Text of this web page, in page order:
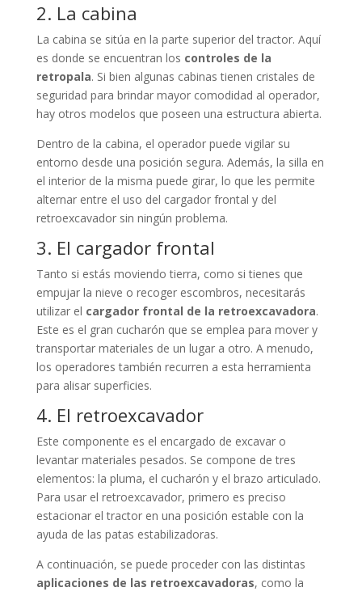
2. La cabina
La cabina se sitúa en la parte superior del tractor. Aquí
es donde se encuentran los controles de la
retropala. Si bien algunas cabinas tienen cristales de
seguridad para brindar mayor comodidad al operador,
hay otros modelos que poseen una estructura abierta.
Dentro de la cabina, el operador puede vigilar su
entorno desde una posición segura. Además, la silla en
el interior de la misma puede girar, lo que les permite
alternar entre el uso del cargador frontal y del
retroexcavador sin ningún problema.
3. El cargador frontal
Tanto si estás moviendo tierra, como si tienes que
empujar la nieve o recoger escombros, necesitarás
utilizar el cargador frontal de la retroexcavadora.
Este es el gran cucharón que se emplea para mover y
transportar materiales de un lugar a otro. A menudo,
los operadores también recurren a esta herramienta
para alisar superficies.
4. El retroexcavador
Este componente es el encargado de excavar o
levantar materiales pesados. Se compone de tres
elementos: la pluma, el cucharón y el brazo articulado.
Para usar el retroexcavador, primero es preciso
estacionar el tractor en una posición estable con la
ayuda de las patas estabilizadoras.
A continuación, se puede proceder con las distintas
aplicaciones de las retroexcavadoras, como la